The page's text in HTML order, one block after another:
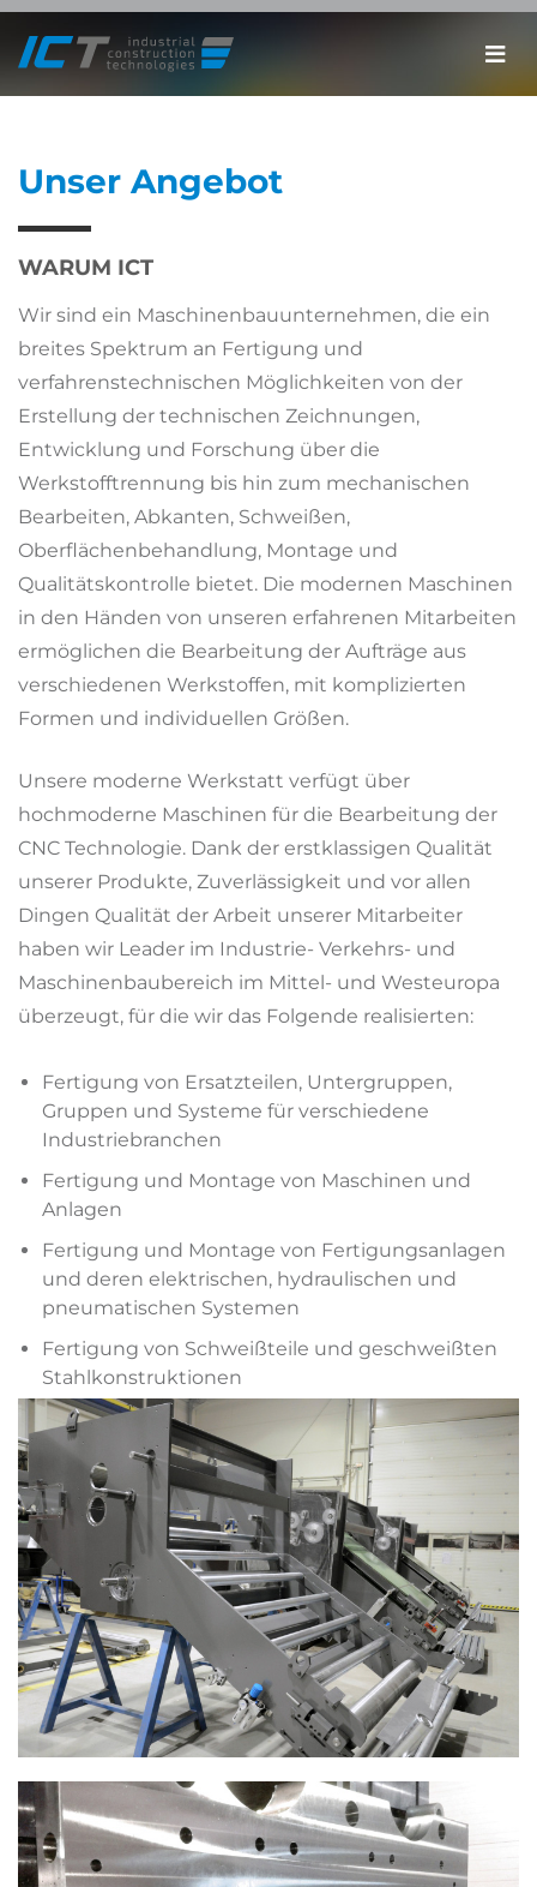
Unser Angebot
WARUM ICT
Wir sind ein Maschinenbauunternehmen, die ein
breites Spektrum an Fertigung und
verfahrenstechnischen Möglichkeiten von der
Erstellung der technischen Zeichnungen,
Entwicklung und Forschung über die
Werkstofftrennung bis hin zum mechanischen
Bearbeiten, Abkanten, Schweißen,
Oberflächenbehandlung, Montage und
Qualitätskontrolle bietet. Die modernen Maschinen
in den Händen von unseren erfahrenen Mitarbeiten
ermöglichen die Bearbeitung der Aufträge aus
verschiedenen Werkstoffen, mit komplizierten
Formen und individuellen Größen.
Unsere moderne Werkstatt verfügt über
hochmoderne Maschinen für die Bearbeitung der
CNC Technologie. Dank der erstklassigen Qualität
unserer Produkte, Zuverlässigkeit und vor allen
Dingen Qualität der Arbeit unserer Mitarbeiter
haben wir Leader im Industrie- Verkehrs- und
Maschinenbaubereich im Mittel- und Westeuropa
überzeugt, für die wir das Folgende realisierten:
Fertigung von Ersatzteilen, Untergruppen,
Gruppen und Systeme für verschiedene
Industriebranchen
Fertigung und Montage von Maschinen und
Anlagen
Fertigung und Montage von Fertigungsanlagen
und deren elektrischen, hydraulischen und
pneumatischen Systemen
Fertigung von Schweißteile und geschweißten
Stahlkonstruktionen